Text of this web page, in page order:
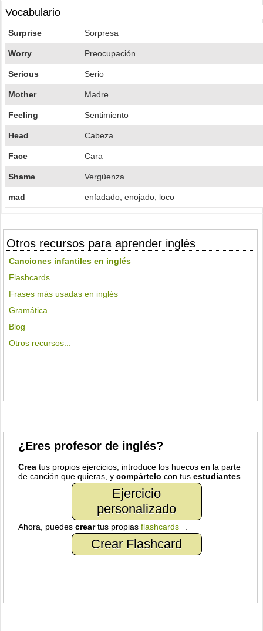
Vocabulario
Surprise Sorpresa
Worry Preocupación
Serious Serio
Mother Madre
Feeling Sentimiento
Head Cabeza
Face Cara
Shame Vergüenza
mad enfadado, enojado, loco
Otros recursos para aprender inglés
Canciones infantiles en inglés
Flashcards
Frases más usadas en inglés
Gramática
Blog
Otros recursos...
¿Eres profesor de inglés?
Crea tus propios ejercicios, introduce los huecos en la parte
de canción que quieras, ycompártelo con tusestudiantes
Ejercicio
personalizado
Ahora, puedescreartus propiasflashcards
Crear Flashcard